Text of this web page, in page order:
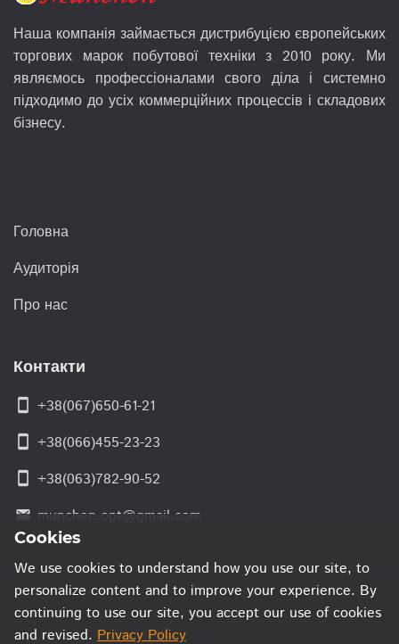
Наша компанія займається дистрибуцією європейських
торгових марок побутової техніки з 2010 року. Ми
являємось профессіоналами свого діла і системно
підходимо до усіх коммерційних процессів і складових
бізнесу.
Головна
Аудиторія
Про нас
Контакти
smartphone +38(067)650-61-21
smartphone +38(066)455-23-23
smartphone +38(063)782-90-52
email munchen.opt@gmail.com
Cookies
We use cookies to understand how you use our site, to
personalize content and to improve your experience. By
continuing to use our site, you accept our use of cookies
and revised. Privacy Policy